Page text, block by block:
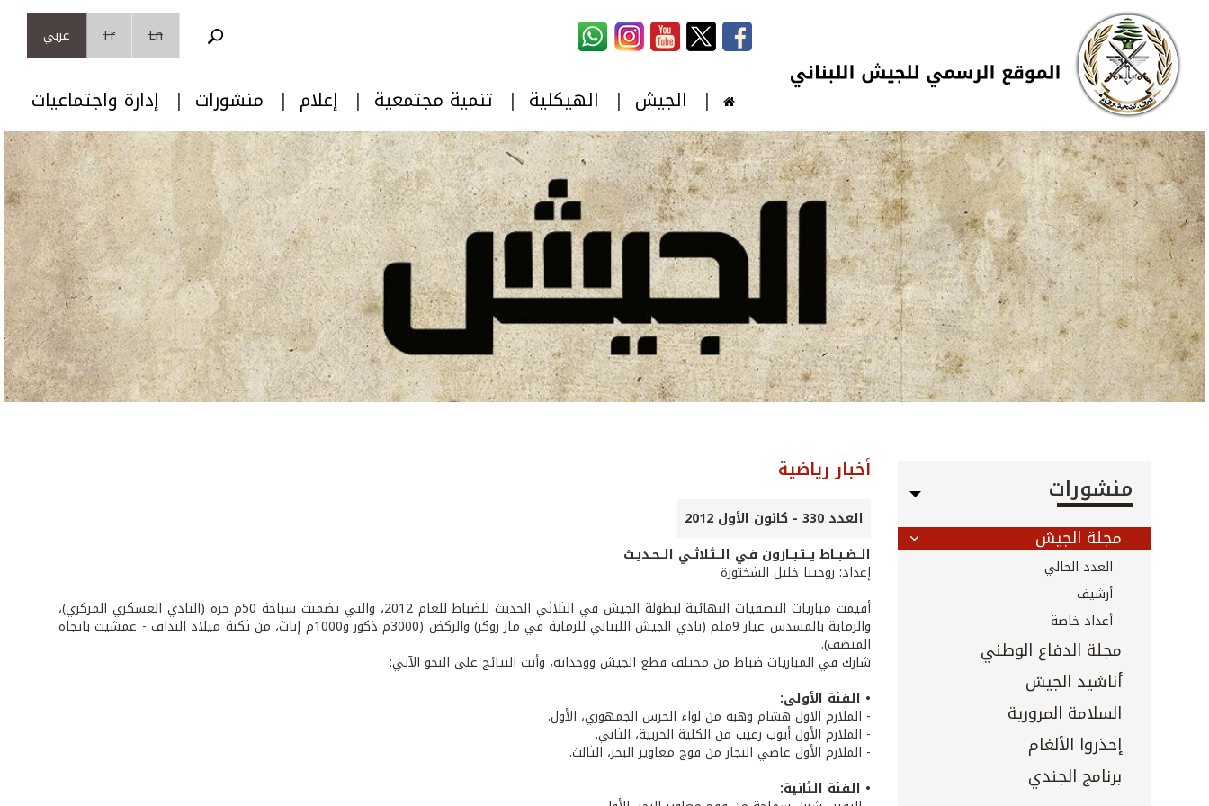
تجاوز إلى المحتوى الرئيسي
Skip to navigation
En
Fr عربي
الجيش الهيكلية تنمية مجتمعية إعلام منشورات إدارة واجتماعيات
منشورات
مجلة الجيش
العدد الحالي
أرشيف
أعداد خاصة
مجلة الدفاع الوطني
أناشيد الجيش
السلامة المرورية
إحذروا الألغام
برنامج الجندي
أخبار رياضية
العدد 330 - كانون الأول 2012
الــضـبــاط يــتـبــارون فـي الــثـلاثــي الــحـديـث
إعداد: روجينا خليل الشختورة
أقيمت مباريات التصفيات النهائية لبطولة الجيش في الثلاثي الحديث للضباط للعام 2012، والتي تضمنت سباحة 50م حرة (النادي العسكري المركزي)،
والرماية بالمسدس عيار 9ملم (نادي الجيش اللبناني للرماية في مار روكز) والركض (3000م ذكور و1000م إناث، من ثكنة ميلاد النداف - عمشيت باتجاه
المنصف).
شارك في المباريات ضباط من مختلف قطع الجيش ووحداته، وأتت النتائج على النحو الآتي:
• الفئة الأولى:
- الملازم الاول هشام وهبه من لواء الحرس الجمهوري، الأول.
- الملازم الأول أيوب زغيب من الكلية الحربية، الثاني.
- الملازم الأول عاصي النجار من فوج مغاوير البحر، الثالث.
• الفئة الثانية: